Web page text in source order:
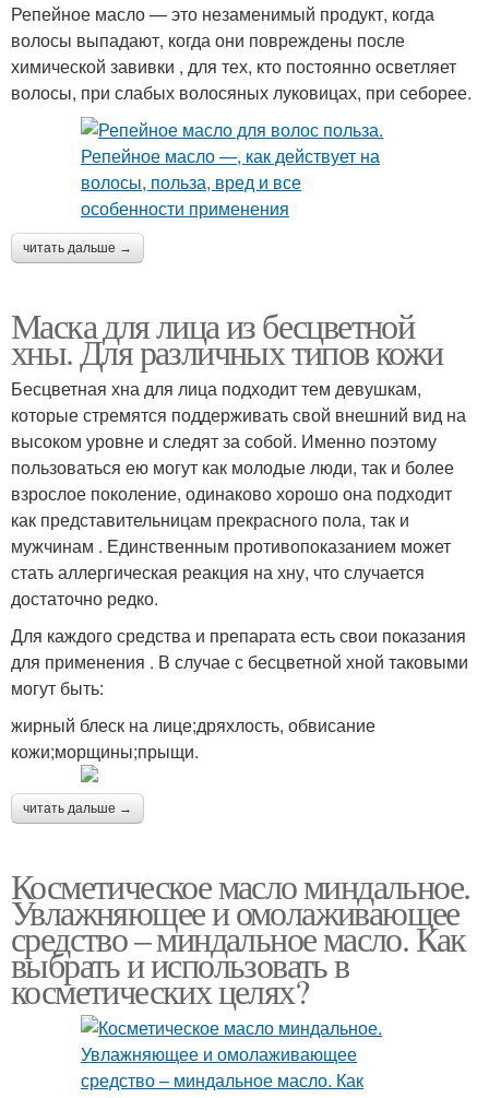
Репейное масло — это незаменимый продукт, когда
волосы выпадают, когда они повреждены после
химической завивки , для тех, кто постоянно осветляет
волосы, при слабых волосяных луковицах, при себорее.
читать дальше →
Маска для лица из бесцветной
хны. Для различных типов кожи
Бесцветная хна для лица подходит тем девушкам,
которые стремятся поддерживать свой внешний вид на
высоком уровне и следят за собой. Именно поэтому
пользоваться ею могут как молодые люди, так и более
взрослое поколение, одинаково хорошо она подходит
как представительницам прекрасного пола, так и
мужчинам . Единственным противопоказанием может
стать аллергическая реакция на хну, что случается
достаточно редко.
Для каждого средства и препарата есть свои показания
для применения . В случае с бесцветной хной таковыми
могут быть:
жирный блеск на лице;дряхлость, обвисание
кожи;морщины;прыщи.
читать дальше →
Косметическое масло миндальное.
Увлажняющее и омолаживающее
средство – миндальное масло. Как
выбрать и использовать в
косметических целях?